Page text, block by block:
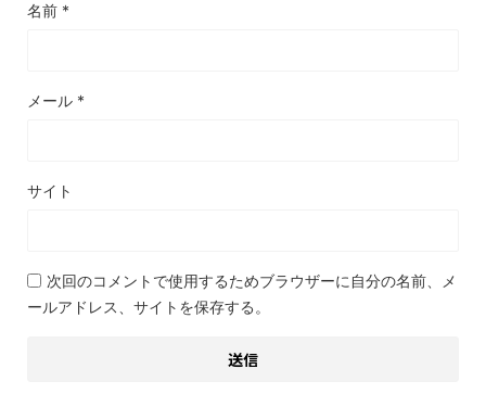
名前 *
メール *
サイト
次回のコメントで使用するためブラウザーに自分の名前、メ
ールアドレス、サイトを保存する。